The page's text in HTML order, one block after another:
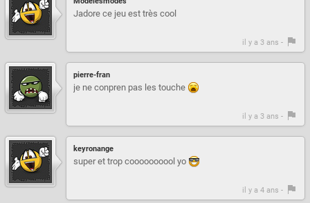
Jadore ce jeu est très cool
il y a 3 ans -
pierre-fran
je ne conpren pas les touche
il y a 3 ans -
keyronange
super et trop coooooooool yo
il y a 4 ans -